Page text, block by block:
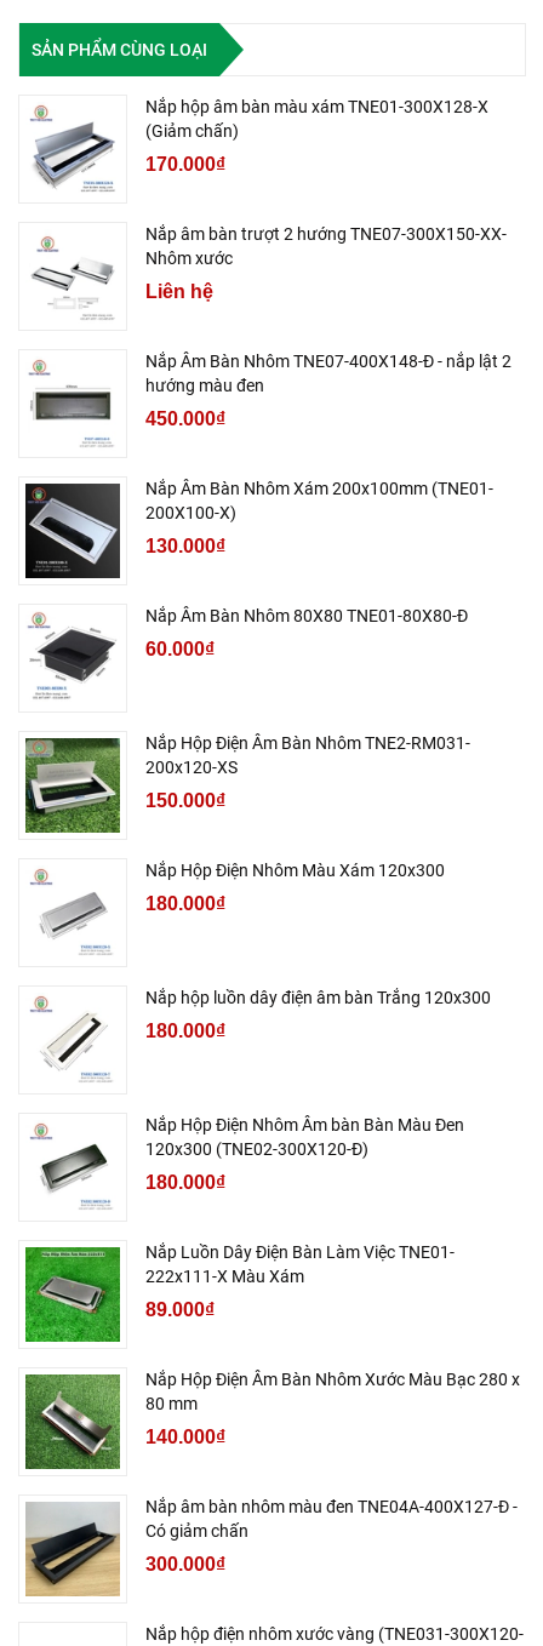
SẢN PHẨM CÙNG LOẠI
Nắp hộp âm bàn màu xám TNE01-300X128-X
(Giảm chấn)
170.000₫
Nắp âm bàn trượt 2 hướng TNE07-300X150-XX-
Nhôm xước
Liên hệ
Nắp Âm Bàn Nhôm TNE07-400X148-Đ - nắp lật 2
hướng màu đen
450.000₫
Nắp Âm Bàn Nhôm Xám 200x100mm (TNE01-
200X100-X)
130.000₫
Nắp Âm Bàn Nhôm 80X80 TNE01-80X80-Đ
60.000₫
Nắp Hộp Điện Âm Bàn Nhôm TNE2-RM031-
200x120-XS
150.000₫
Nắp Hộp Điện Nhôm Màu Xám 120x300
180.000₫
Nắp hộp luồn dây điện âm bàn Trắng 120x300
180.000₫
Nắp Hộp Điện Nhôm Âm bàn Bàn Màu Đen
120x300 (TNE02-300X120-Đ)
180.000₫
Nắp Luồn Dây Điện Bàn Làm Việc TNE01-
222x111-X Màu Xám
89.000₫
Nắp Hộp Điện Âm Bàn Nhôm Xước Màu Bạc 280 x
80 mm
140.000₫
Nắp âm bàn nhôm màu đen TNE04A-400X127-Đ -
Có giảm chấn
300.000₫
Nắp hộp điện nhôm xước vàng (TNE031-300X120-